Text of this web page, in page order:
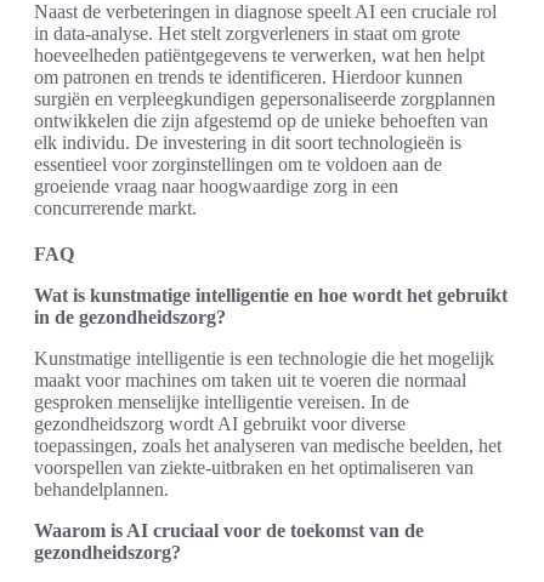
Naast de verbeteringen in diagnose speelt AI een cruciale rol
in data-analyse. Het stelt zorgverleners in staat om grote
hoeveelheden patiëntgegevens te verwerken, wat hen helpt
om patronen en trends te identificeren. Hierdoor kunnen
surgiën en verpleegkundigen gepersonaliseerde zorgplannen
ontwikkelen die zijn afgestemd op de unieke behoeften van
elk individu. De investering in dit soort technologieën is
essentieel voor zorginstellingen om te voldoen aan de
groeiende vraag naar hoogwaardige zorg in een
concurrerende markt.
FAQ
Wat is kunstmatige intelligentie en hoe wordt het gebruikt
in de gezondheidszorg?
Kunstmatige intelligentie is een technologie die het mogelijk
maakt voor machines om taken uit te voeren die normaal
gesproken menselijke intelligentie vereisen. In de
gezondheidszorg wordt AI gebruikt voor diverse
toepassingen, zoals het analyseren van medische beelden, het
voorspellen van ziekte-uitbraken en het optimaliseren van
behandelplannen.
Waarom is AI cruciaal voor de toekomst van de
gezondheidszorg?